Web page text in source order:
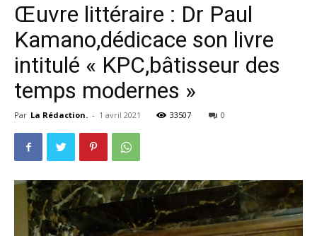
Œuvre littéraire : Dr Paul
Kamano,dédicace son livre
intitulé « KPC,bâtisseur des
temps modernes »
Par La Rédaction. - 1 avril 2021 33507 0